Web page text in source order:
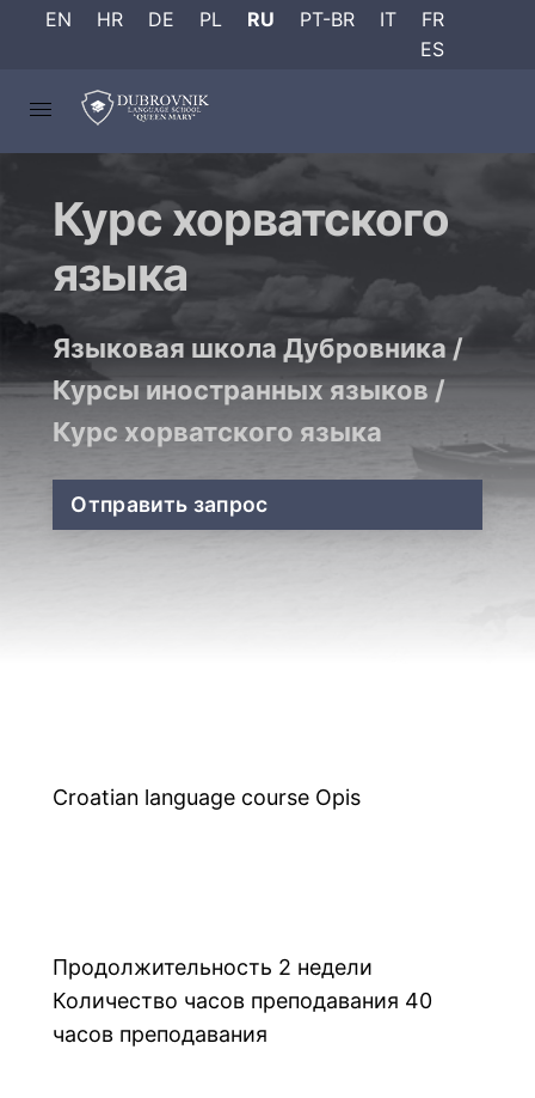
EN HR DE PL RU PT-BR IT
FR
ES
Курс хорватского
языка
Языковая школа Дубровника /
Курсы иностранных языков/
Курс хорватского языка
Отправить запрос
Croatian language course Opis
Продолжительность 2 недели
Количество часов преподавания 40
часов преподавания